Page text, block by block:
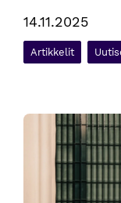
14.11.2025
Artikkelit
Kansallisessa